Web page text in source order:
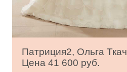
Патриция2, Ольга Ткач
Цена 41 600 руб.